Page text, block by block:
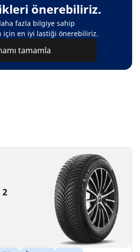
önerebiliriz.
fazla bilgiye sahip
için en iyi lastiği önerebiliriz.
tamamla
2